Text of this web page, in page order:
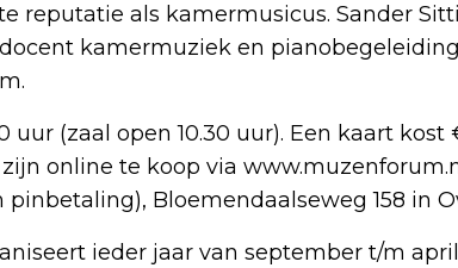
reputatie als kamermusicus. Sander
kamermuziek en
uur (zaal open 10.30 uur). Een kaart
online te koop via
Bloemendaalseweg 158 in
ieder jaar van september t/m